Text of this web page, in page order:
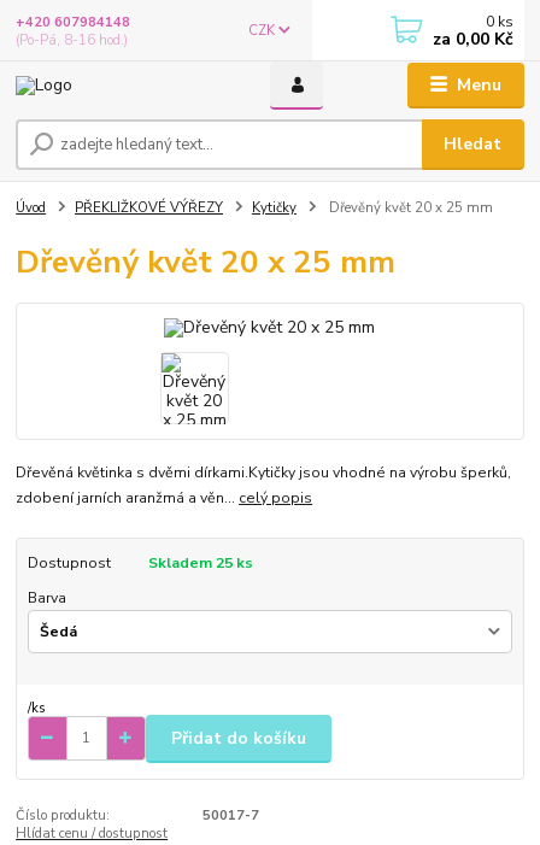
Menu
CZK
Hledat
+420 607984148
(Po-Pá, 8-16 hod.)
0 ks
za 0,00 Kč
Úvod PŘEKLIŽKOVÉ VÝŘEZY Kytičky Dřevěný květ 20 x 25 mm
Dřevěný květ 20 x 25 mm
Dřevěná květinka s dvěmi dírkami.Kytičky jsou vhodné na výrobu šperků,
zdobení jarních aranžmá a věn... celý popis
Dostupnost
Skladem 25 ks
Barva
/ks
Přidat do košíku
Číslo produktu:
50017-7
Hlídat cenu / dostupnost